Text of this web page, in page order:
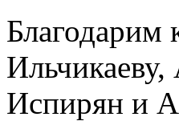
Испирян и